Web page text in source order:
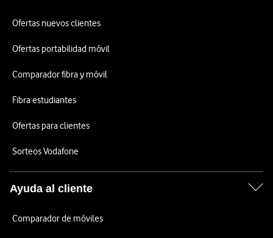
Ofertas nuevos clientes
Ofertas portabilidad móvil
Comparador fibra y móvil
Fibra estudiantes
Ofertas para clientes
Sorteos Vodafone
Ayuda al cliente
Comparador de móviles